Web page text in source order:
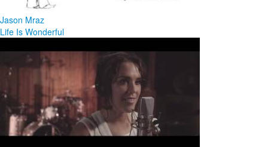
Jason Mraz
Life Is Wonderful